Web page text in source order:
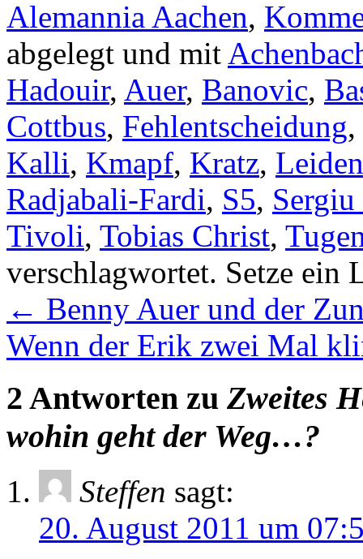
Alemannia Aachen,
abgelegt und mit
Hadouir, Auer, Banovic,
Cottbus, Fehlentscheidung,
Kalli, Kmapf, Kratz,
Radjabali-Fardi, S5,
Tivoli, Tobias Christ,
verschlagwortet. Setze ein
← Benny Auer und der
Wenn der Erik zwei Mal
2 Antworten zu Zweites
wohin geht der Weg…?
Steffen sagt:
20. August 2011 um